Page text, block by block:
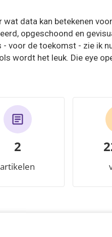
data kan betekenen
opgeschoond en
voor de toekomst - zie ik
wordt het leuk. Die eye
2
artikelen